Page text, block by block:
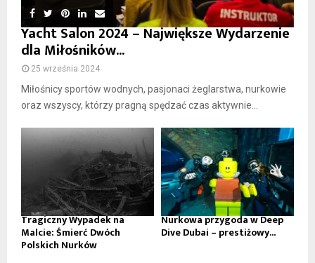
Yacht Salon 2024 – Największe Wydarzenie
dla Miłośników...
25 września 2024
Miłośnicy sportów wodnych, pasjonaci żeglarstwa, nurkowie
oraz wszyscy, którzy pragną spędzać czas aktywnie...
Tragiczny Wypadek na
Malcie: Śmierć Dwóch
Polskich Nurków
Nurkowa przygoda w Deep
Dive Dubai – prestiżowy...